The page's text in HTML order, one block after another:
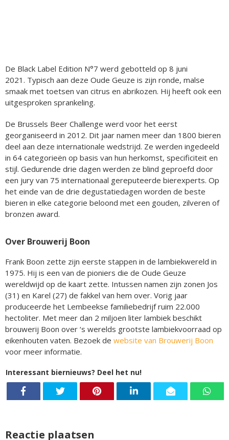
De Black Label Edition N°7 werd gebotteld op 8 juni
2021. Typisch aan deze Oude Geuze is zijn ronde, malse
smaak met toetsen van citrus en abrikozen. Hij heeft ook een
uitgesproken sprankeling.
De Brussels Beer Challenge werd voor het eerst
georganiseerd in 2012. Dit jaar namen meer dan 1800 bieren
deel aan deze internationale wedstrijd. Ze werden ingedeeld
in 64 categorieën op basis van hun herkomst, specificiteit en
stijl. Gedurende drie dagen werden ze blind geproefd door
een jury van 75 internationaal gereputeerde bierexperts. Op
het einde van de drie degustatiedagen worden de beste
bieren in elke categorie beloond met een gouden, zilveren of
bronzen award.
Over Brouwerij Boon
Frank Boon zette zijn eerste stappen in de lambiekwereld in
1975. Hij is een van de pioniers die de Oude Geuze
wereldwijd op de kaart zette. Intussen namen zijn zonen Jos
(31) en Karel (27) de fakkel van hem over. Vorig jaar
produceerde het Lembeekse familiebedrijf ruim 22.000
hectoliter. Met meer dan 2 miljoen liter lambiek beschikt
brouwerij Boon over ‘s werelds grootste lambiekvoorraad op
eikenhouten vaten. Bezoek de website van Brouwerij Boon
voor meer informatie.
Interessant biernieuws? Deel het nu!
Reactie plaatsen